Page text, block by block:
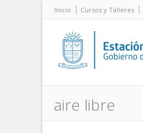
Inicio Cursos y Talleres
aire libre